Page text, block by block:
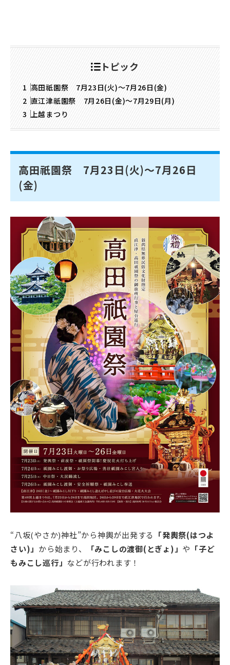
トピック
高田祇園祭 7月23日(火)～7月26日(金)
直江津祇園祭 7月26日(金)～7月29日(月)
上越まつり
高田祇園祭 7月23日(火)～7月26日
(金)
“八坂(やさか)神社”から神輿が出発する
「発輿祭(はつよ
さい)」 から始まり、 「みこしの渡御(とぎょ)」 や 「子ど
もみこし巡行」 などが行われます！